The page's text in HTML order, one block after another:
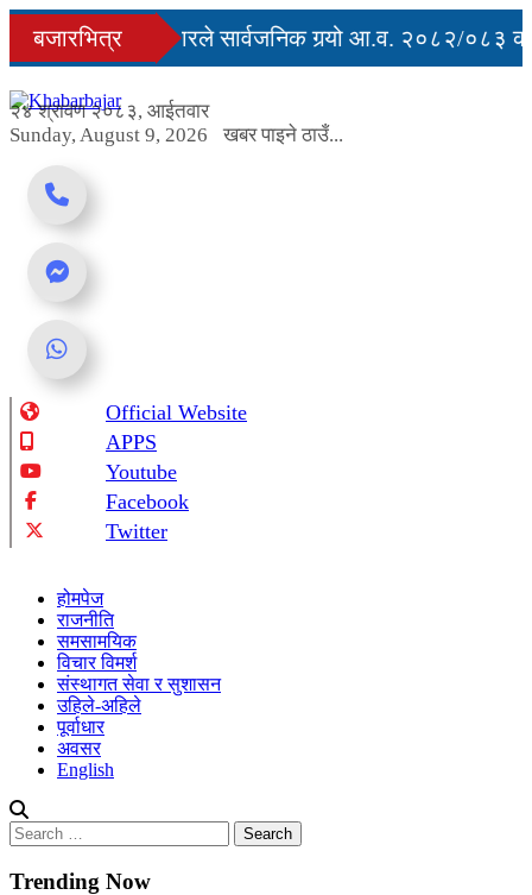
Skip
content
बजारभित्र
मृत्युु
सरकारले सार्वजनिक गर्‍यो आ.व. २०८२/०८३ को
२४ श्रावण २०८३, आईतवार
Sunday, August 9, 2026
खबर पाइने ठाउँ...
Online News Portal
Official Website
APPS
Youtube
Facebook
Twitter
होमपेज
राजनीति
समसामयिक
विचार विमर्श
संस्थागत सेवा र सुशासन
उहिले-अहिले
पूर्वाधार
अवसर
English
Search
for:
Trending Now